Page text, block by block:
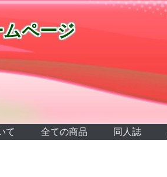
ページ
て 全ての商品 同人誌